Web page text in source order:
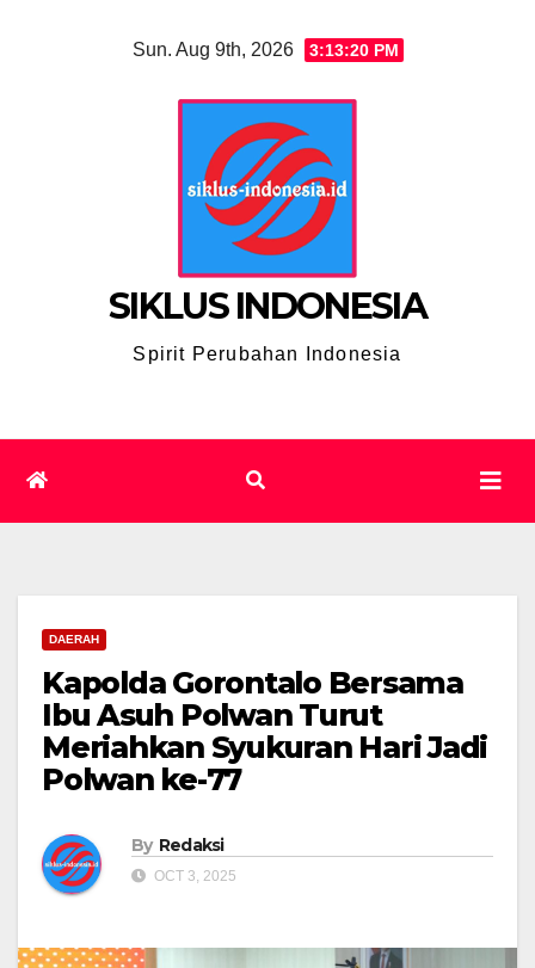
Sun. Aug 9th, 2026 3:13:21 PM
SIKLUS INDONESIA
Spirit Perubahan Indonesia
DAERAH
Kapolda Gorontalo Bersama
Ibu Asuh Polwan Turut
Meriahkan Syukuran Hari Jadi
Polwan ke-77
By Redaksi
OCT 3, 2025